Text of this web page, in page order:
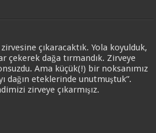
zirvesine çıkaracaktık. Yola koyulduk,
çekerek dağa tırmandık. Zirveye
Ama küçük(!) bir noksanımız
dağın eteklerinde unutmuştuk”.
zirveye çıkarmışız.